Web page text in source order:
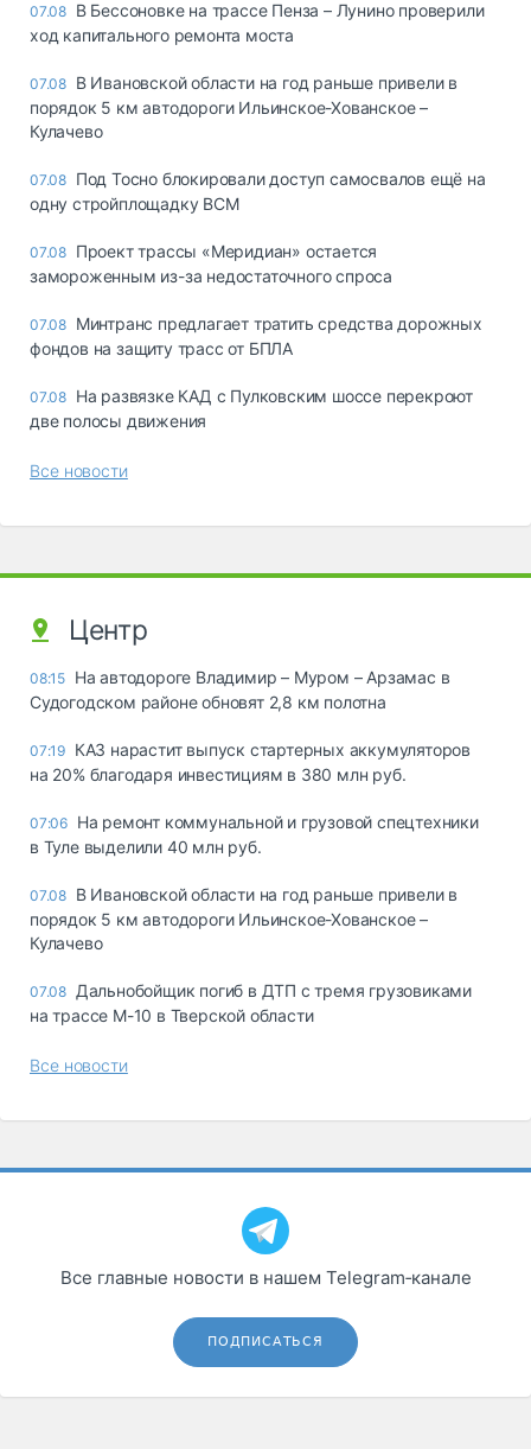
07.08 В Бессоновке на трассе Пенза – Лунино проверили
ход капитального ремонта моста
07.08 В Ивановской области на год раньше привели в
порядок 5 км автодороги Ильинское-Хованское –
Кулачево
07.08 Под Тосно блокировали доступ самосвалов ещё на
одну стройплощадку ВСМ
07.08 Проект трассы «Меридиан» остается
замороженным из-за недостаточного спроса
07.08 Минтранс предлагает тратить средства дорожных
фондов на защиту трасс от БПЛА
07.08 На развязке КАД с Пулковским шоссе перекроют
две полосы движения
Все новости
Центр
08:15 На автодороге Владимир – Муром – Арзамас в
Судогодском районе обновят 2,8 км полотна
07:19 КАЗ нарастит выпуск стартерных аккумуляторов
на 20% благодаря инвестициям в 380 млн руб.
07:06 На ремонт коммунальной и грузовой спецтехники
в Туле выделили 40 млн руб.
07.08 В Ивановской области на год раньше привели в
порядок 5 км автодороги Ильинское-Хованское –
Кулачево
07.08 Дальнобойщик погиб в ДТП с тремя грузовиками
на трассе М-10 в Тверской области
Все новости
Все главные новости в нашем Telegram‑канале
ПОДПИСАТЬСЯ